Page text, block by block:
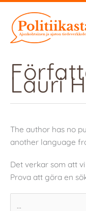
innehåll
Lauri
The author has no
another language
Det verkar som att
Prova att göra en